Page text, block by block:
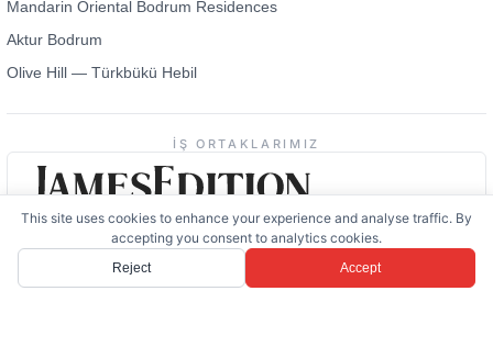
Mandarin Oriental Bodrum Residences
Aktur Bodrum
Olive Hill — Türkbükü Hebil
İŞ ORTAKLARIMIZ
This site uses cookies to enhance your experience and analyse traffic. By
accepting you consent to analytics cookies.
Reject Accept